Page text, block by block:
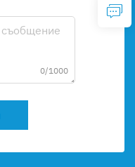
0/1000